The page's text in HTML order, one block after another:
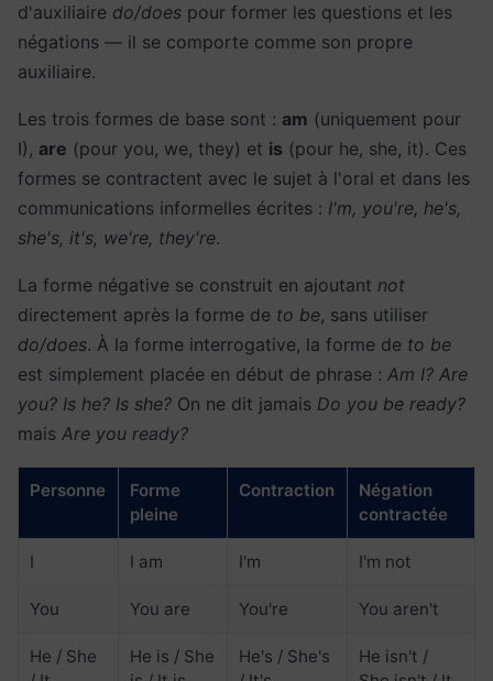
d'auxiliaire do/does pour former les questions et les
négations — il se comporte comme son propre
auxiliaire.
Les trois formes de base sont : am (uniquement pour
I), are (pour you, we, they) et is (pour he, she, it). Ces
formes se contractent avec le sujet à l'oral et dans les
communications informelles écrites : I'm, you're, he's,
she's, it's, we're, they're.
La forme négative se construit en ajoutant not
directement après la forme de to be, sans utiliser
do/does. À la forme interrogative, la forme de to be
est simplement placée en début de phrase : Am I? Are
you? Is he? Is she? On ne dit jamais Do you be ready?
mais Are you ready?
Personne
Forme
pleine
Contraction
Négation
contractée
I I am I'm I'm not
You You are You're You aren't
He / She
He is / She
He's / She's
He isn't /